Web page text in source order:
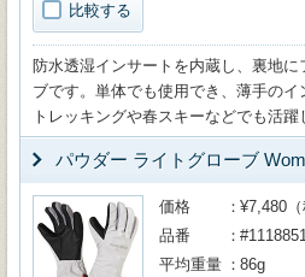
比較する
防水透湿インサートを内蔵し、裏地
ブです。単体でも使用でき、薄手の
トレッキングや春スキーなどでも活躍
パウダー ライトグローブ
価格
¥7,480（
品番
平均重量
86g